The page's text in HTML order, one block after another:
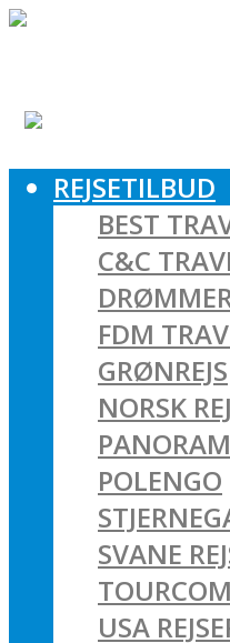
REJSETILBUD
BEST
C&C
FDM
GRØNREJS
NORSK
POLENGO
SVANE
USA